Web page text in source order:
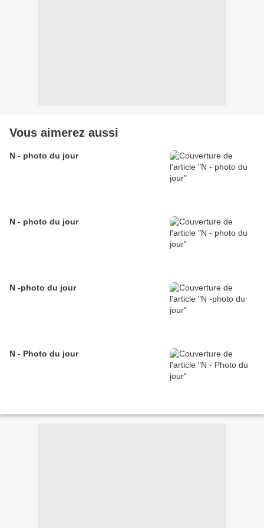
Vous aimerez aussi
N - photo du jour
N - photo du jour
N -photo du jour
N - Photo du jour